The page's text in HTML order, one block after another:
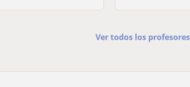
Ver todos los